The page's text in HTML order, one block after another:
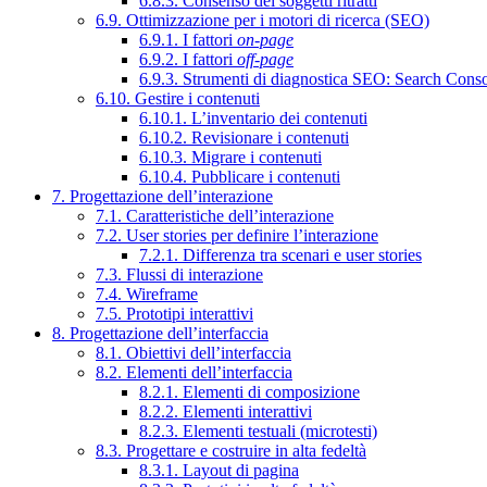
6.9. Ottimizzazione per i motori di ricerca (SEO)
6.9.1. I fattori on-page
6.9.2. I fattori off-page
6.9.3. Strumenti di diagnostica SEO: Search
6.10. Gestire i contenuti
6.10.1. L’inventario dei contenuti
6.10.2. Revisionare i contenuti
6.10.3. Migrare i contenuti
6.10.4. Pubblicare i contenuti
7. Progettazione dell’interazione
7.1. Caratteristiche dell’interazione
7.2. User stories per definire l’interazione
7.2.1. Differenza tra scenari e user stories
7.3. Flussi di interazione
7.4. Wireframe
7.5. Prototipi interattivi
8. Progettazione dell’interfaccia
8.1. Obiettivi dell’interfaccia
8.2. Elementi dell’interfaccia
8.2.1. Elementi di composizione
8.2.2. Elementi interattivi
8.2.3. Elementi testuali (microtesti)
8.3. Progettare e costruire in alta fedeltà
8.3.1. Layout di pagina